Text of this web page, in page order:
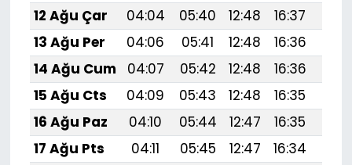
12 Ağu Çar
04:04 05:40 12:48 16:37
13 Ağu Per
04:06 05:41 12:48 16:36
14 Ağu Cum
04:07 05:42 12:48 16:36
15 Ağu Cts
04:09 05:43 12:48 16:35
16 Ağu Paz
04:10 05:44 12:47 16:35
17 Ağu Pts
04:11 05:45 12:47 16:34